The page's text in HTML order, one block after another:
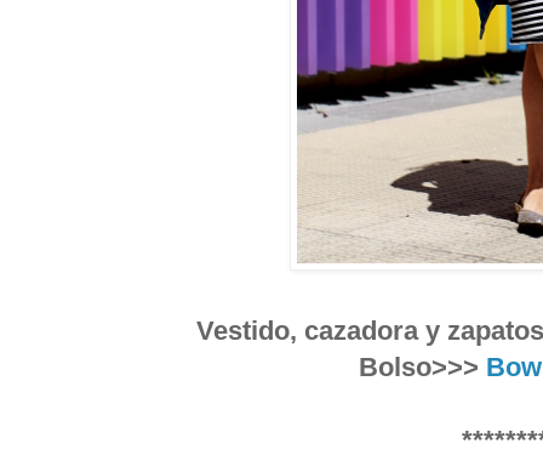
Vestido, cazadora y
Bolso>>>